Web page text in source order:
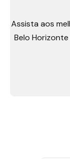
Assista aos
Belo